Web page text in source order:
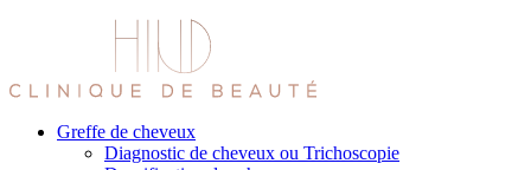
Greffe de cheveux
Diagnostic de cheveux ou Trichoscopie